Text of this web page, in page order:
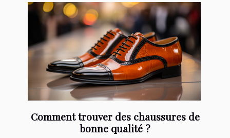
Comment trouver des chaussures de
bonne qualité ?